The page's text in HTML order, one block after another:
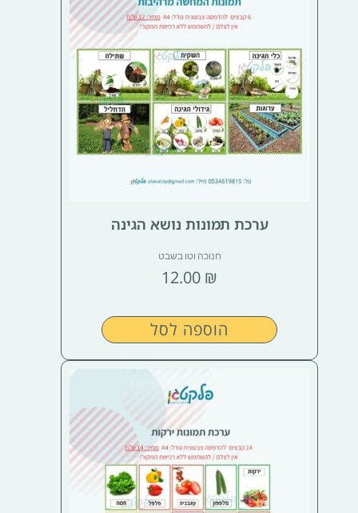
ערכת תמונות נושא הגינה
חנוכה וטו בשבט
12.00 ₪
הוספה לסל